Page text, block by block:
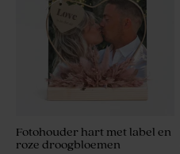
Fotohouder hart met label en
roze droogbloemen